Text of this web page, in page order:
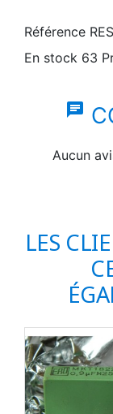
Référence
En stock 63
chat
Aucun
LES